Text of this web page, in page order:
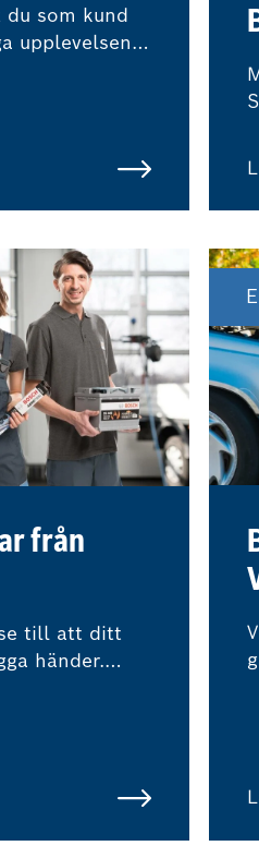
som kund
upplevelsen.
från
till att ditt
händer.